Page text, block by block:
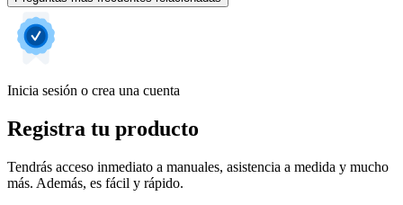
Inicia sesión o crea una cuenta
Registra tu producto
Tendrás acceso inmediato a manuales, asistencia a medida y mucho
más. Además, es fácil y rápido.